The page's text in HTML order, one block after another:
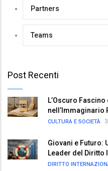
Partners
Teams
Post Recenti
L’Oscuro
nell’Immaginario
CULTURA E SOCIETÀ
Giovani e Futuro:
Leader del Diritto
DIRITTO